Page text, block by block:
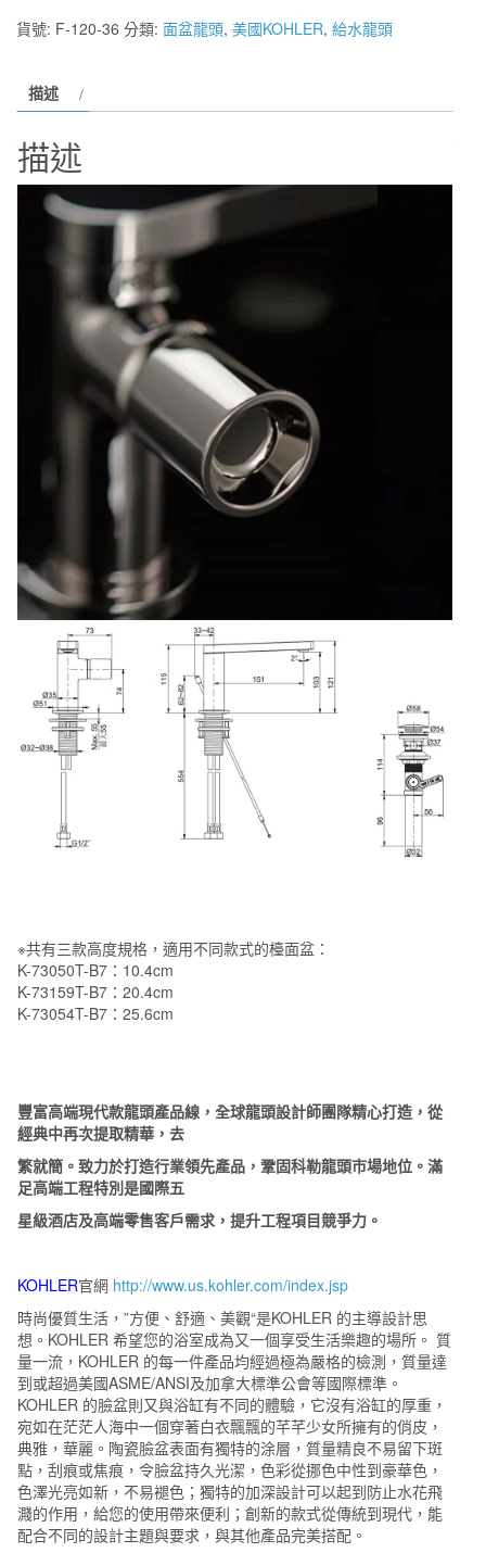
NT$43,800。NT$27,100。
衛
國
新
品
(側
把
手/
貨號: F-120-36 分類: 面盆龍頭, 美國KOHLER, 給水龍頭
描述
描述
※共有三款高度規格，適用不同款式的檯面盆：
K-73050T-B7：10.4cm
K-73159T-B7：20.4cm
K-73054T-B7：25.6cm
豐富高端現代款龍頭產品線，全球龍頭設計師團隊精心打造，從
經典中再次提取精華，去
繁就簡。致力於打造行業領先產品，鞏固科勒龍頭市場地位。滿
足高端工程特別是國際五
星級酒店及高端零售客戶需求，提升工程項目競爭力。
KOHLER官網 http://www.us.kohler.com/index.jsp
時尚優質生活，”方便、舒適、美觀“是KOHLER 的主導設計思
想。KOHLER 希望您的浴室成為又一個享受生活樂趣的場所。 質
量一流，KOHLER 的每一件產品均經過極為嚴格的檢測，質量達
到或超過美國ASME/ANSI及加拿大標準公會等國際標準。
KOHLER 的臉盆則又與浴缸有不同的體驗，它沒有浴缸的厚重，
宛如在茫茫人海中一個穿著白衣飄飄的芊芊少女所擁有的俏皮，
典雅，華麗。陶瓷臉盆表面有獨特的涂層，質量精良不易留下斑
點，刮痕或焦痕，令臉盆持久光潔，色彩從挪色中性到豪華色，
色澤光亮如新，不易褪色；獨特的加深設計可以起到防止水花飛
濺的作用，給您的使用帶來便利；創新的款式從傳統到現代，能
配合不同的設計主題與要求，與其他產品完美搭配。